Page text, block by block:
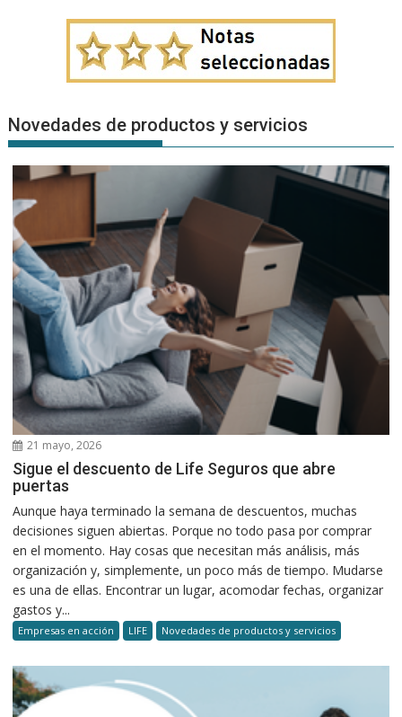
Novedades de productos y servicios
21 mayo, 2026
Sigue el descuento de Life Seguros que abre
puertas
Aunque haya terminado la semana de descuentos, muchas
decisiones siguen abiertas. Porque no todo pasa por comprar
en el momento. Hay cosas que necesitan más análisis, más
organización y, simplemente, un poco más de tiempo. Mudarse
es una de ellas. Encontrar un lugar, acomodar fechas, organizar
gastos y...
Empresas en acción LIFE Novedades de productos y servicios